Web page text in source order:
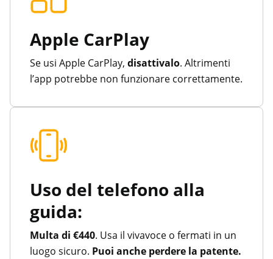
Apple CarPlay
Se usi Apple CarPlay, disattivalo. Altrimenti
l’app potrebbe non funzionare correttamente.
Uso del telefono alla
guida:
Multa di €440. Usa il vivavoce o fermati in un
luogo sicuro. Puoi anche perdere la patente.